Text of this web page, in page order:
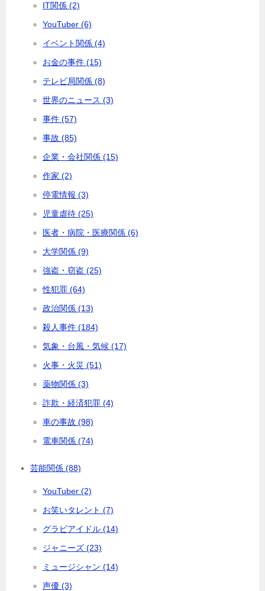
IT関係 (2)
YouTuber (6)
イベント関係 (4)
お金の事件 (15)
テレビ局関係 (8)
世界のニュース (3)
事件 (57)
事故 (85)
企業・会社関係 (15)
作家 (2)
停電情報 (3)
児童虐待 (25)
医者・病院・医療関係 (6)
大学関係 (9)
強盗・窃盗 (25)
性犯罪 (64)
政治関係 (13)
殺人事件 (184)
気象・台風・気候 (17)
火事・火災 (51)
薬物関係 (3)
詐欺・経済犯罪 (4)
車の事故 (98)
電車関係 (74)
芸能関係 (88)
YouTuber (2)
お笑いタレント (7)
グラビアイドル (14)
ジャニーズ (23)
ミュージシャン (14)
声優 (3)